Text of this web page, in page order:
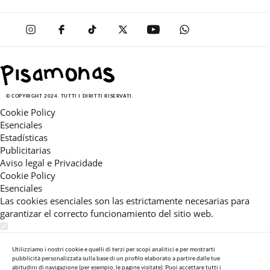
© COPYRIGHT 2024. TUTTI I DIRITTI RISERVATI.
Cookie Policy
Esenciales
Estadísticas
Publicitarias
Aviso legal e Privacidade
Cookie Policy
Esenciales
Las cookies esenciales son las estrictamente necesarias para
garantizar el correcto funcionamiento del sitio web.
Estas cookies nos permiten ofrecerle una experiencia en el sitio
adaptada a su navegación (recomendaciones de producto
Utilizziamo i nostri cookie e quelli di terzi per scopi analitici e per mostrarti
pubblicità personalizzata sulla base di un profilo elaborato a partire dalle tue
abitudini di navigazione (per esempio, le pagine visitate). Puoi accettare tutti i